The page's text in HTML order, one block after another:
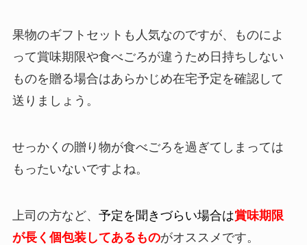
果物のギフトセットも人気なのですが、ものによ
って賞味期限や食べごろが違うため日持ちしない
ものを贈る場合はあらかじめ在宅予定を確認して
送りましょう。
せっかくの贈り物が食べごろを過ぎてしまっては
もったいないですよね。
上司の方など、 予定を聞きづらい場合は賞味期限
が長く個包装してあるものがオススメです。